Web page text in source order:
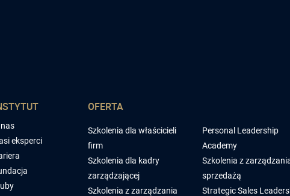
eksperci
OFERTA
Szkolenia dla właścicieli
firm
Szkolenia dla kadry
zarządzającej
Szkolenia z zarządzania
Personal Leadership
Academy
Szkolenia z
sprzedażą
Strategic Sales